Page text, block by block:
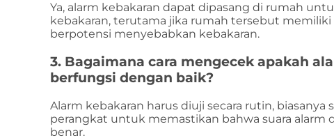
Ya, alarm kebakaran dapat dipasang di rumah
kebakaran, terutama jika rumah tersebut
berpotensi menyebabkan kebakaran.
3. Bagaimana cara mengecek apakah
berfungsi dengan baik?
Alarm kebakaran harus diuji secara rutin,
perangkat untuk memastikan bahwa suara
benar.